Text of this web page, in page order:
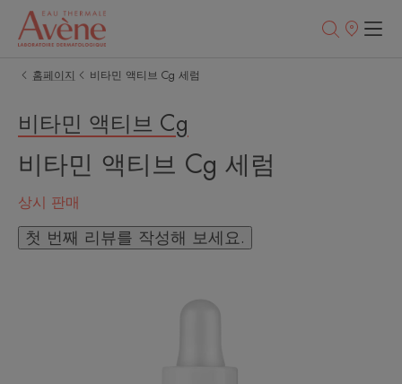
판
홈페이지
비타민 액티브 Cg 세럼
비타민 액티브 Cg
비타민 액티브 Cg 세럼
상시 판매
첫 번째 리뷰를 작성해 보세요.